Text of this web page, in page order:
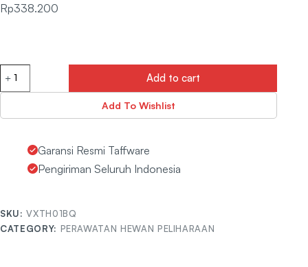
Rp338.200
Add to cart
Add To Wishlist
Garansi Resmi Taffware
Pengiriman Seluruh Indonesia
SKU:VXTH01BQ
CATEGORY: PERAWATAN HEWAN PELIHARAAN